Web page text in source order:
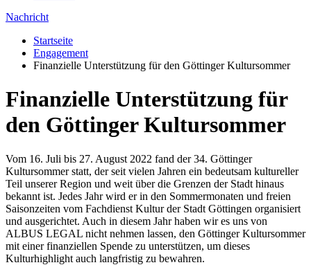
Nachricht
Startseite
Engagement
Finanzielle Unterstützung für den Göttinger Kultursommer
Finanzielle Unterstützung für
den Göttinger Kultursommer
Vom 16. Juli bis 27. August 2022 fand der 34. Göttinger
Kultursommer statt, der seit vielen Jahren ein bedeutsam kultureller
Teil unserer Region und weit über die Grenzen der Stadt hinaus
bekannt ist. Jedes Jahr wird er in den Sommermonaten und freien
Saisonzeiten vom Fachdienst Kultur der Stadt Göttingen organisiert
und ausgerichtet. Auch in diesem Jahr haben wir es uns von
ALBUS LEGAL nicht nehmen lassen, den Göttinger Kultursommer
mit einer finanziellen Spende zu unterstützen, um dieses
Kulturhighlight auch langfristig zu bewahren.